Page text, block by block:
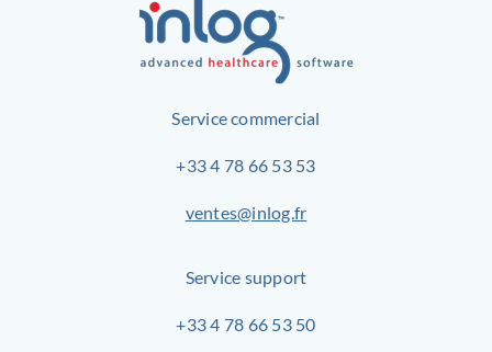
Service commercial
+33 4 78 66 53 53
ventes@inlog.fr
Service support
+33 4 78 66 53 50